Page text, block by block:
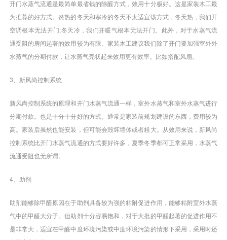
开门水蒸气流通是最简单最省钱的除醛方式，效用十分极好。这是家装木工最
为推荐的好方式。炎热的冬天和寒冷的冬天不太适宜该方式，冬天热，我们开
空调根本无法开门;冬天冷，我们开暖气根本无法开门。此外，对于水蒸气流
通受阻的房间起著的效用较为有限。家装木工建议我们除了开门要加强室外外
水蒸气的分期付款，让水蒸气壳状起来效用更有效率。比如搭配风扇。
3、新风尚控制系统
新风尚控制系统的原理和开门水蒸气流通一样，室外水蒸气和室外水蒸气进行
分期付款。也是十分十分好的方式。通常是家装前规划建设的东西，费用较为
高。家装后虽然也能安装，但可能会毁坏墙体或者粗大。从效用来说，新风尚
控制系统比开门水蒸气流通的方式要好许多，夏季冬季都可正常采用，水蒸气
流通受阻也无所谓。
4、 助剂
助剂能够除甲醛原因在于助剂具备较为强的粘附促进作用，能够粘附室外水蒸
气中的甲醛大分子。但助剂十分容易饱和，对于大批的甲醛起著的促进作用不
是非常大，适宜在甲醛中度环境污染或中度环境污染的情形下采用，采用时还